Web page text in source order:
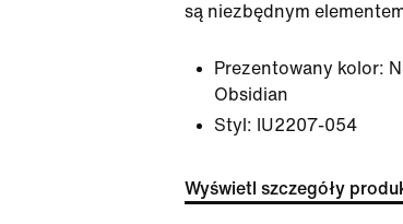
są niezbędnym
Prezentowany kolor:
Obsidian
Styl: IU2207-054
Wyświetl szczegóły